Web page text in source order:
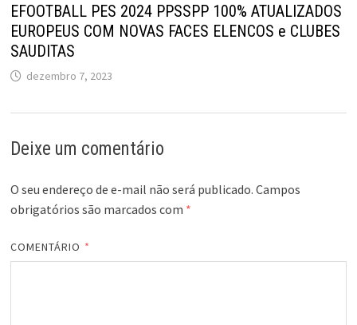
EFOOTBALL PES 2024 PPSSPP 100% ATUALIZADOS
EUROPEUS COM NOVAS FACES ELENCOS e CLUBES
SAUDITAS
dezembro 7, 2023
Deixe um comentário
O seu endereço de e-mail não será publicado. Campos
obrigatórios são marcados com *
COMENTÁRIO *